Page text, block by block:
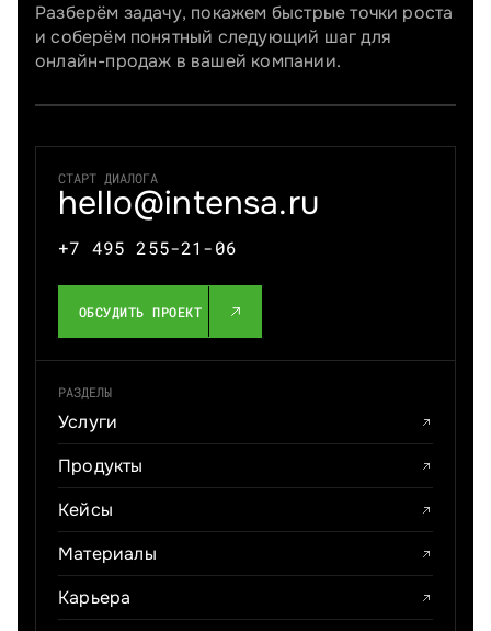
Разберём задачу, покажем быстрые точки роста
и соберём понятный следующий шаг для
онлайн-продаж в вашей компании.
СТАРТ ДИАЛОГА
hello@intensa.ru
+7 495 255-21-06
ОБСУДИТЬ ПРОЕКТ
РАЗДЕЛЫ
Услуги
Продукты
Кейсы
Материалы
Карьера